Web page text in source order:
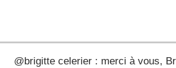
@brigitte celerier : merci à vous,